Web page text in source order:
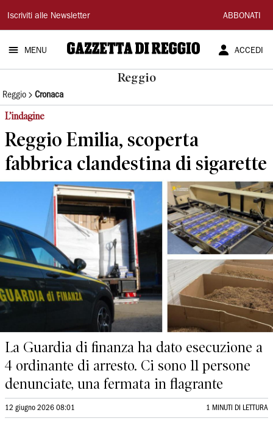
Gazzetta
di
Reggio
Iscriviti alle Newsletter ABBONATI
MENU ACCEDI
Reggio
Reggio Cronaca
L’indagine
Reggio Emilia, scoperta
fabbrica clandestina di sigarette
La Guardia di finanza ha dato esecuzione a
4 ordinante di arresto. Ci sono 11 persone
denunciate, una fermata in flagrante
12 giugno 2026 08:01 1 MINUTI DI LETTURA